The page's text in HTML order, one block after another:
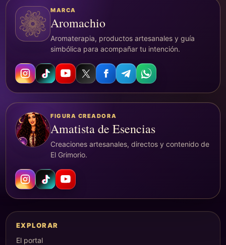
MARCA
Aromachio
Aromaterapia, productos artesanales y guía
simbólica para acompañar tu intención.
FIGURA CREADORA
Amatista de Esencias
Creaciones artesanales, directos y contenido de
El Grimorio.
EXPLORAR
El portal